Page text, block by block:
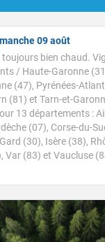
09 août
bien chaud.
/ Haute-Garonne
(47), Pyrénées-
(81) et Tarn-et-
13 départements :
(07), Corse-du-
(30), Isère (38),
Var (83) et Vaucluse